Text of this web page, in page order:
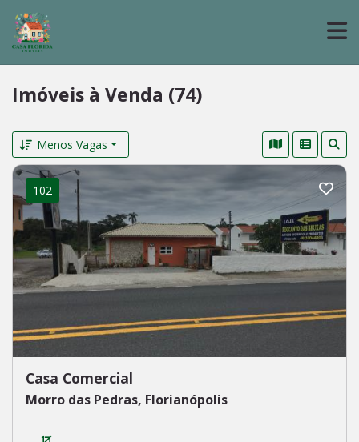
Imóveis à Venda (74)
Menos Vagas
102
Casa Comercial
Morro das Pedras, Florianópolis